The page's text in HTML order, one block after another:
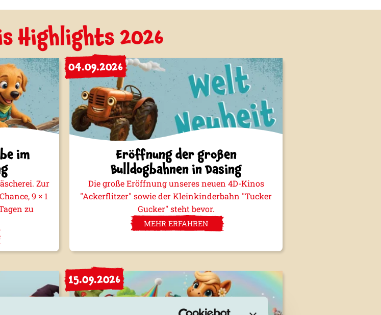
Highlights 2026
im
Zur
9 × 1
zu
04.09.2026
Eröffnung der großen
Bulldogbahnen in Dasing
Die große Eröffnung unseres neuen 4D-Kinos
"Ackerflitzer" sowie der Kleinkinderbahn "Tucker
Gucker" steht bevor.
MEHR ERFAHREN
15.09.2026